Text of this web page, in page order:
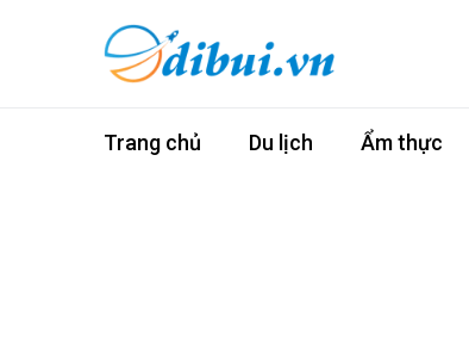
Trang chủ Du lịch Ẩm thực